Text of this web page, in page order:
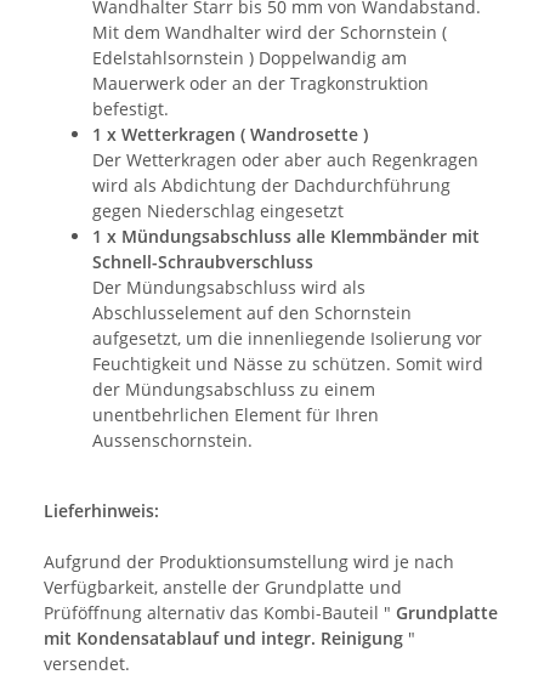
Wandhalter Starr bis 50 mm von Wandabstand.
Mit dem Wandhalter wird der Schornstein (
Edelstahlsornstein ) Doppelwandig am
Mauerwerk oder an der Tragkonstruktion
befestigt.
1 x Wetterkragen ( Wandrosette )
Der Wetterkragen oder aber auch Regenkragen
wird als Abdichtung der Dachdurchführung
gegen Niederschlag eingesetzt
1 x Mündungsabschluss alle Klemmbänder mit
Schnell-Schraubverschluss
Der Mündungsabschluss wird als
Abschlusselement auf den Schornstein
aufgesetzt, um die innenliegende Isolierung vor
Feuchtigkeit und Nässe zu schützen. Somit wird
der Mündungsabschluss zu einem
unentbehrlichen Element für Ihren
Aussenschornstein.
Lieferhinweis:
Aufgrund der Produktionsumstellung wird je nach
Verfügbarkeit, anstelle der Grundplatte und
Prüföffnung alternativ das Kombi-Bauteil " Grundplatte
mit Kondensatablauf und integr. Reinigung "
versendet.